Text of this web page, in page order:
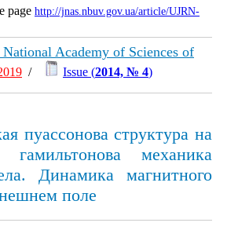
page http://jnas.nbuv.gov.ua/article/UJRN-
Academy of Sciences of
/ Issue (2014, № 4)
пуассонова структура на
механика
Динамика магнитного
поле